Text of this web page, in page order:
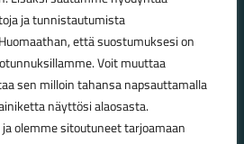
ja tunnistautumista
että suostumuksesi on
Voit muuttaa
sen milloin tahansa napsauttamalla
näyttösi alaosasta.
olemme sitoutuneet tarjoamaan
– 30.9.2026)